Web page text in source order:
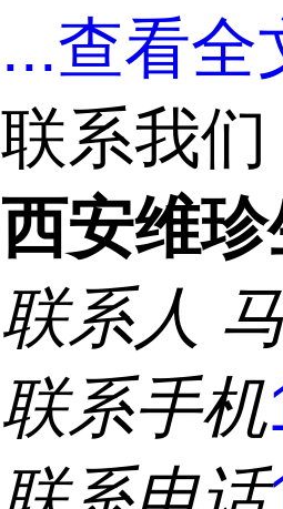
...查看全
联系我们
西安维
联系人
联系手机